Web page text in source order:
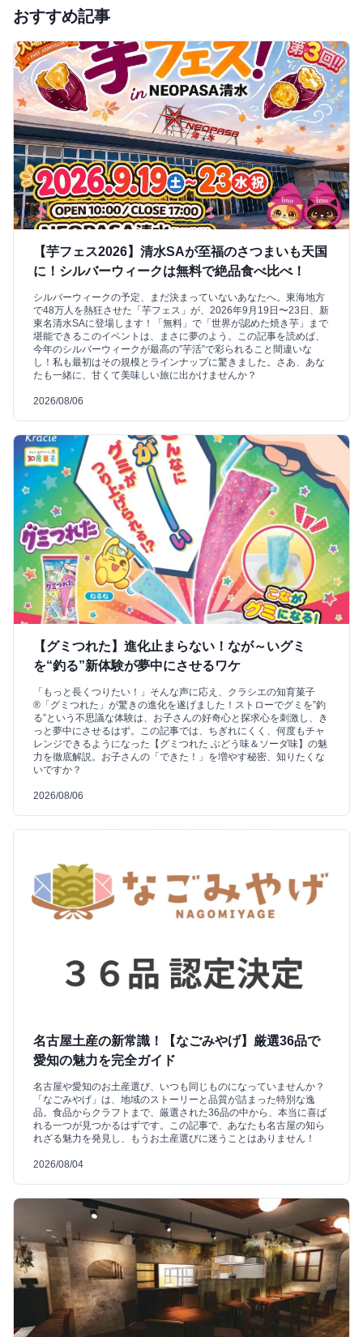
おすすめ記事
【芋フェス2026】清水SAが至福のさつまいも天国
に！シルバーウィークは無料で絶品食べ比べ！
シルバーウィークの予定、まだ決まっていないあなたへ。東海地方
で48万人を熱狂させた「芋フェス」が、2026年9月19日〜23日、新
東名清水SAに登場します！「無料」で「世界が認めた焼き芋」まで
堪能できるこのイベントは、まさに夢のよう。この記事を読めば、
今年のシルバーウィークが最高の”芋活”で彩られること間違いな
し！私も最初はその規模とラインナップに驚きました。さあ、あな
たも一緒に、甘くて美味しい旅に出かけませんか？
2026/08/06
【グミつれた】進化止まらない！なが～いグミ
を“釣る”新体験が夢中にさせるワケ
「もっと長くつりたい！」そんな声に応え、クラシエの知育菓子
®「グミつれた」が驚きの進化を遂げました！ストローでグミを”釣
る”という不思議な体験は、お子さんの好奇心と探求心を刺激し、き
っと夢中にさせるはず。この記事では、ちぎれにくく、何度もチャ
レンジできるようになった【グミつれた ぶどう味＆ソーダ味】の魅
力を徹底解説。お子さんの「できた！」を増やす秘密、知りたくな
いですか？
2026/08/06
名古屋土産の新常識！【なごみやげ】厳選36品で
愛知の魅力を完全ガイド
名古屋や愛知のお土産選び、いつも同じものになっていませんか？
「なごみやげ」は、地域のストーリーと品質が詰まった特別な逸
品。食品からクラフトまで、厳選された36品の中から、本当に喜ば
れる一つが見つかるはずです。この記事で、あなたも名古屋の知ら
れざる魅力を発見し、もうお土産選びに迷うことはありません！
2026/08/04